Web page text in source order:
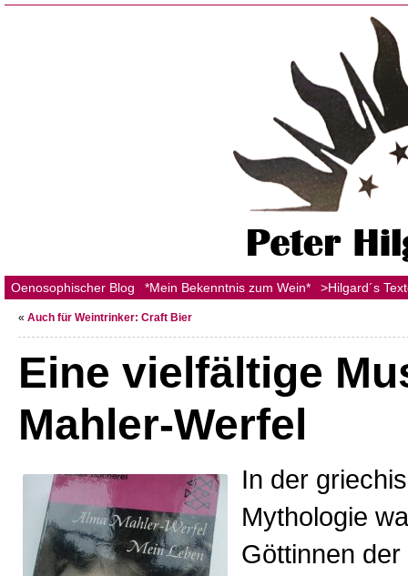
Oenosophischer Blog *Mein Bekenntnis zum Wein* >Hilgard´s
« Auch für Weintrinker: Craft Bier
Eine vielfältige
Mahler-Werfel
In der
Mythologie
Göttinnen